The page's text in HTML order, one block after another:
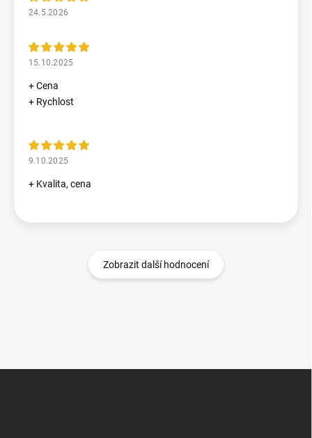
24.5.2026
15.10.2025
+ Cena
+ Rychlost
9.10.2025
+ Kvalita, cena
Zobrazit další hodnocení